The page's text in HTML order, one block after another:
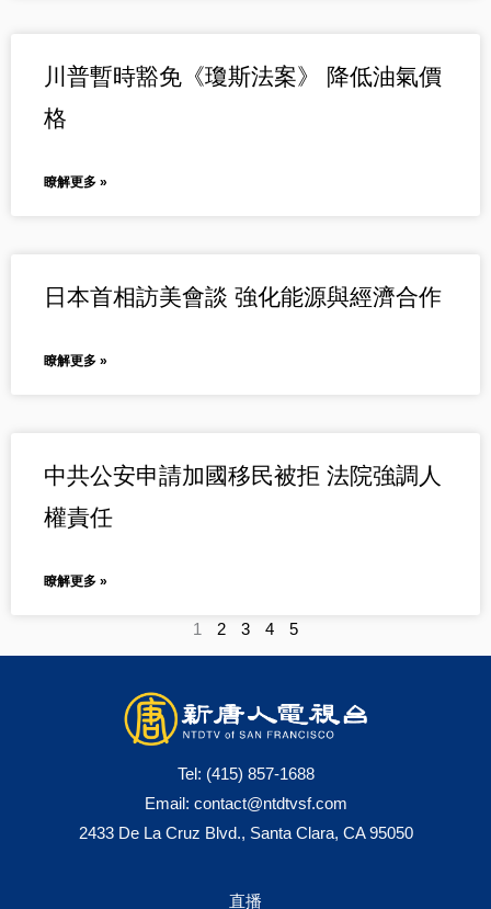
川普暫時豁免《瓊斯法案》 降低油氣價
格
瞭解更多 »
日本首相訪美會談 強化能源與經濟合作
瞭解更多 »
中共公安申請加國移民被拒 法院強調人
權責任
瞭解更多 »
1 2 3 4 5
Tel: (415) 857-1688
Email: contact@ntdtvsf.com
2433 De La Cruz Blvd., Santa Clara, CA 95050
直播